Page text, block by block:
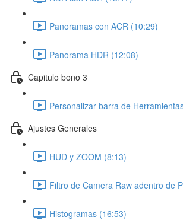
Panoramas con ACR (10:29)
Panorama HDR (12:08)
Capitulo bono 3
Personalizar barra de
Ajustes Generales
HUD y ZOOM (8:13)
Filtro de Camera Raw adentro de
Histogramas (16:53)